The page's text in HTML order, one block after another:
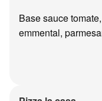
Base sauce
emmental,